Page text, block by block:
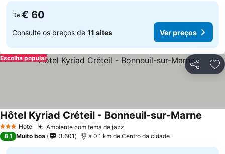
De € 60
Consulte os preços de 11 sites Ver preços
Partilhar
Escolha popular
3 EstrelasHotel Ambiente com tema de jazz
Hôtel Kyriad Créteil - Bonneuil-sur-Marne
8,1 Muito boa 3.601 a 0.1 km de Centro da cidade